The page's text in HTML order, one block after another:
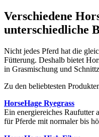
Verschiedene
unterschiedliche
Nicht jedes Pferd hat die
Fütterung. Deshalb bietet
in Grasmischung und
Zu den beliebtesten
HorseHage Ryegrass
Ein energiereiches Raufutter
für Pferde mit normaler bis